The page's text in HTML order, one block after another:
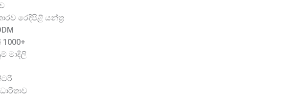
රෙදිපිළි යන්ත්‍ර
මාදිලි